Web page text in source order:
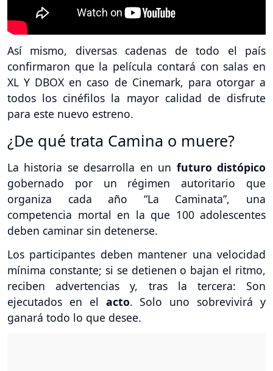
Así mismo, diversas cadenas de todo el país
confirmaron que la película contará con salas en
XL Y DBOX en caso de Cinemark, para otorgar a
todos los cinéfilos la mayor calidad de disfrute
para este nuevo estreno.
¿De qué trata Camina o muere?
La historia se desarrolla en un futuro distópico
gobernado por un régimen autoritario que
organiza cada año “La Caminata”, una
competencia mortal en la que 100 adolescentes
deben caminar sin detenerse.
Los participantes deben mantener una velocidad
mínima constante; si se detienen o bajan el ritmo,
reciben advertencias y, tras la tercera: Son
ejecutados en el acto. Solo uno sobrevivirá y
ganará todo lo que desee.